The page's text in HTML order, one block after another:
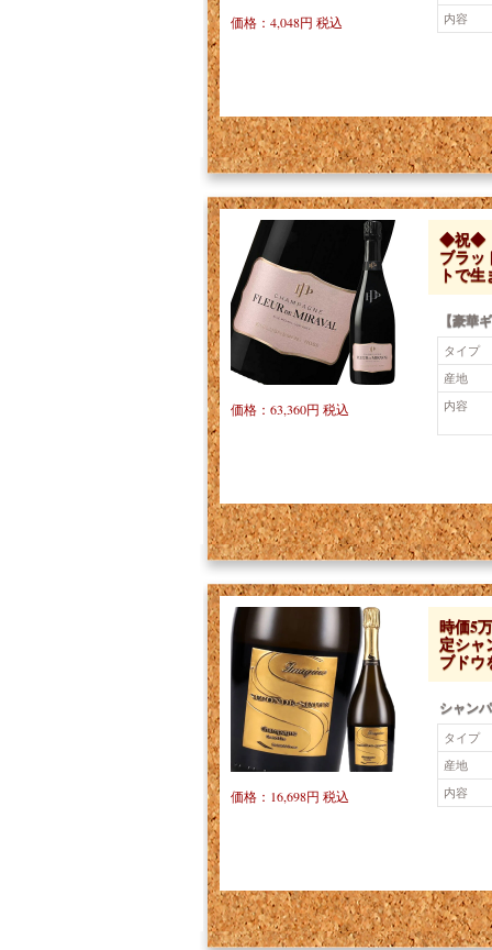
内容
価格：4,048円 税込
◆祝◆
ブラッ
トで
【豪華
タイプ
産地
内容
価格：63,360円 税込
時価5
定シャ
ブド
シャン
タイプ
産地
内容
価格：16,698円 税込